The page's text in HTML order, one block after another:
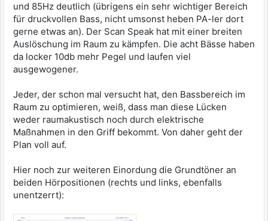
und 85Hz deutlich (übrigens ein sehr wichtiger Bereich
für druckvollen Bass, nicht umsonst heben PA-ler dort
gerne etwas an). Der Scan Speak hat mit einer breiten
Auslöschung im Raum zu kämpfen. Die acht Bässe haben
da locker 10db mehr Pegel und laufen viel
ausgewogener.
Jeder, der schon mal versucht hat, den Bassbereich im
Raum zu optimieren, weiß, dass man diese Lücken
weder raumakustisch noch durch elektrische
Maßnahmen in den Griff bekommt. Von daher geht der
Plan voll auf.
Hier noch zur weiteren Einordung die Grundtöner an
beiden Hörpositionen (rechts und links, ebenfalls
unentzerrt):